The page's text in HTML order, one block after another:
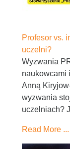
Profesor vs.
uczelni?
Wyzwania
naukowcami
Anną
wyzwania
uczelniach?
Read More ...